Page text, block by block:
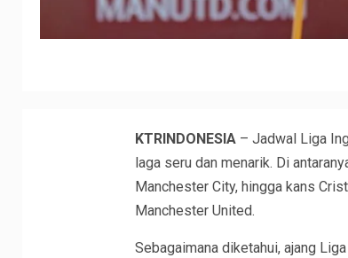
KTRINDONESIA– Jadwal Liga
laga seru dan menarik. Di
Manchester City, hingga kans
Manchester United.
Sebagaimana diketahui, ajang